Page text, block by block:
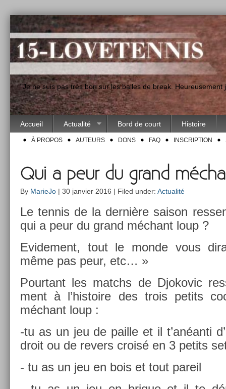
"Je ne suis pas très bon sur les balles de break.
Accueil Actualité Bord de court Histoire
À PROPOS AUTEURS DONS FAQ INSCRIPTION
Qui a peur du grand
By MarieJo | 30 janvier 2016 | Filed under: Actualité
Le ten­nis de la dernière saison
qui a peur du grand méchant loup ?
Evi­de­ment, tout le monde vous
même pas peur, etc… »
Pour­tant les matchs de Djokovic
ment à l’his­toire des trois petits
méchant loup :
-tu as un jeu de pail­le et il t’anéanti
droit ou de re­v­ers croisé en 3 petits
- tu as un jeu en bois et tout pareil